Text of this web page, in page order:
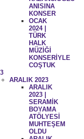
ANISINA
KONSER
OCAK
2024 |
TÜRK
HALK
MÜZİĞİ
KONSERİYLE
COŞTUK
ARALIK 2023
ARALIK
2023 |
SERAMİK
BOYAMA
ATÖLYESİ
MUHTEŞEM
OLDU